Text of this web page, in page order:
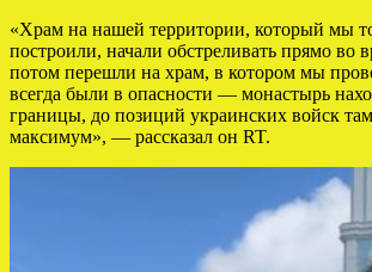
«Храм на нашей территории, который мы
построили, начали обстреливать прямо во
потом перешли на храм, в котором мы
всегда были в опасности — монастырь
границы, до позиций украинских войск
максимум», — рассказал он RT.